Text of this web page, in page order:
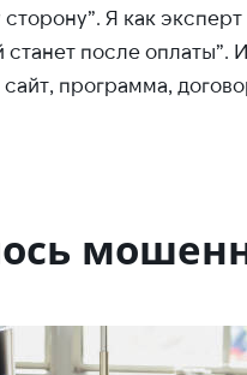
сторону”. Я как
станет после
программа,